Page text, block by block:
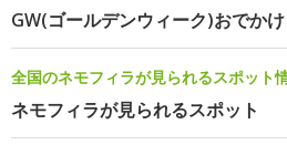
GW(ゴールデンウィーク)おでか
全国のネモフィラが見られるスポット
ネモフィラが見られるスポット